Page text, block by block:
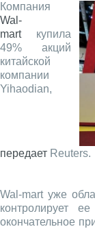
Компания
Wal-
martкупила
49% акций
китайской
компании
Yihaodian,
передает Reuters.
Wal-mart уже
контролирует
окончательное